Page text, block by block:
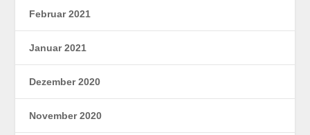
Februar 2021
Januar 2021
Dezember 2020
November 2020